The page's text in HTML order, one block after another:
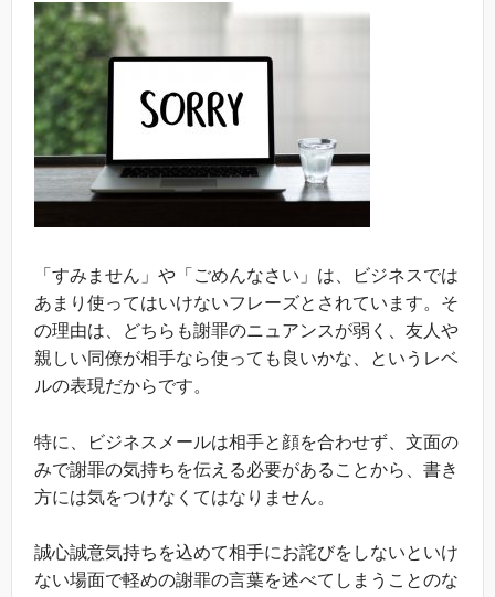
「すみません」や「ごめんなさい」は、ビジネスでは
あまり使ってはいけないフレーズとされています。そ
の理由は、どちらも謝罪のニュアンスが弱く、友人や
親しい同僚が相手なら使っても良いかな、というレベ
ルの表現だからです。
特に、ビジネスメールは相手と顔を合わせず、文面の
みで謝罪の気持ちを伝える必要があることから、書き
方には気をつけなくてはなりません。
誠心誠意気持ちを込めて相手にお詫びをしないといけ
ない場面で軽めの謝罪の言葉を述べてしまうことのな